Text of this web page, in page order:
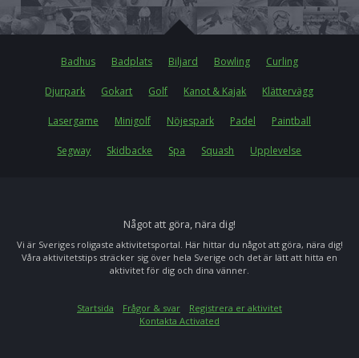
Badhus Badplats Biljard Bowling Curling
Djurpark Gokart Golf Kanot & Kajak Klättervägg
Lasergame Minigolf Nöjespark Padel Paintball
Segway Skidbacke Spa Squash Upplevelse
Något att göra, nära dig!
Vi är Sveriges roligaste aktivitetsportal. Här hittar du något att göra, nära dig!
Våra aktivitetstips sträcker sig över hela Sverige och det är lätt att hitta en
aktivitet för dig och dina vänner.
Startsida Frågor & svar
Registrera er aktivitet
Kontakta Activated